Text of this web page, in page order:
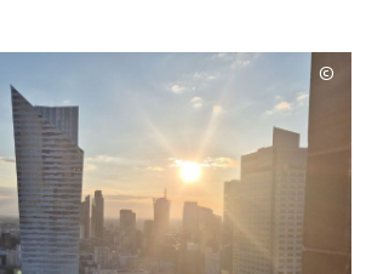
©